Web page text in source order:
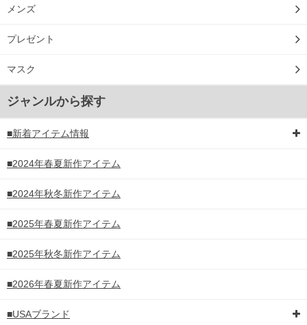
メンズ
プレゼント
マスク
ジャンルから探す
■新着アイテム情報
■2024年春夏新作アイテム
■2024年秋冬新作アイテム
■2025年春夏新作アイテム
■2025年秋冬新作アイテム
■2026年春夏新作アイテム
■USAブランド